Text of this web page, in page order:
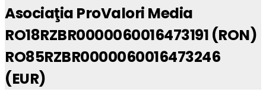
Asociaţia ProValori Media
RO18RZBR0000060016473191 (RON)
RO85RZBR0000060016473246
(EUR)